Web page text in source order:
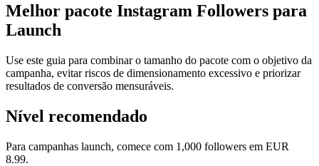
Melhor pacote Instagram Followers para
Launch
Use este guia para combinar o tamanho do pacote com o objetivo da
campanha, evitar riscos de dimensionamento excessivo e priorizar
resultados de conversão mensuráveis.
Nível recomendado
Para campanhas launch, comece com 1,000 followers em EUR
8.99.